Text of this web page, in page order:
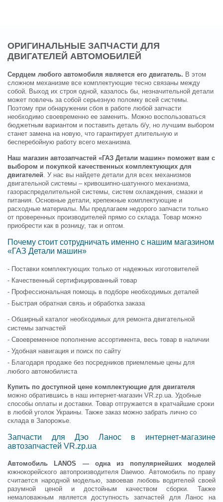
ОРИГИНАЛЬНЫЕ ЗАПЧАСТИ ДЛЯ
ДВИГАТЕЛЕЙ АВТОМОБИЛЕЙ
Сердцем любого автомобиля является его двигатель. В этом
сложном механизме все комплектующие тесно связаны между
собой. Выход их строя одной, казалось бы, незначительной детали
может повлечь за собой серьезную поломку всей системы.
Поэтому при обнаружении сбоя в работе любой запчасти
необходимо своевременно ее заменить. Можно воспользоваться
бюджетным вариантом и поставить деталь б/у, но лучшим выбором
станет замена на новую, что гарантирует длительную и
бесперебойную работу всего механизма.
Наш магазин автозапчастей «ГАЗ Детали машин» поможет вам с
выбором и покупкой качественных комплектующих для
двигателей. У нас вы найдете детали для всех механизмов
двигательной системы – кривошипно-шатунного механизма,
газораспределительной системы, систем охлаждения, смазки и
питания. Основные детали, крепежные комплектующие и
расходные материалы. Мы предлагаем недорого запчасти только
от проверенных производителей прямо со склада. Товар можно
приобрести как в розницу, так и оптом.
Почему стоит сотрудничать именно с нашим магазином
«ГАЗ Детали машин»
- Поставки комплектующих только от надежных изготовителей
- Качественный сертифицированный товар
- Профессиональная помощь в подборе необходимых деталей
- Быстрая обратная связь и обработка заказа
- Обширный каталог необходимых для ремонта двигательной
системы запчастей
- Своевременное пополнение ассортимента, весь товар в наличии
- Удобная навигация и поиск по сайту
- Благодаря продаже без посредников приемлемые цены для
любого автомобилиста
Купить по доступной цене комплектующие для двигателя
можно обратившись в наш интернет-магазин VR.zp.ua. Удобные
способы оплаты и доставки. Товар отгружается в кратчайшие сроки
в любой уголок Украины. Также заказ можно забрать лично со
склада в Запорожье.
Запчасти для Дэо Ланос в интернет-магазине
автозапчастей VR.zp.ua
Автомобиль LANOS — одна из популярнейших моделей
южнокорейского автопроизводителя Daewoo. Автомобиль по праву
считается народной моделью, завоевав любовь водителей своей
разумной ценой и достойным качеством сборки. Также
немаловажным является доступность запчастей для Ланос на